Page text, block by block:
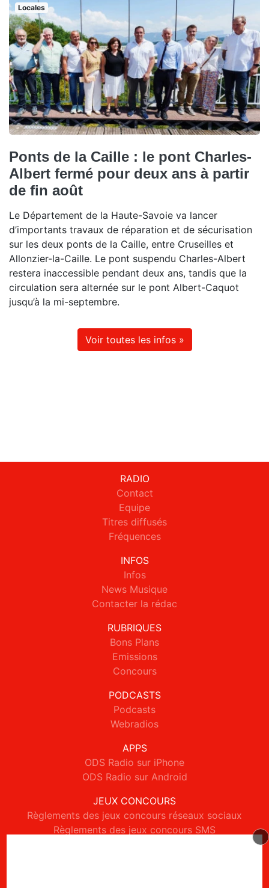
Locales
Ponts de la Caille : le pont Charles-
Albert fermé pour deux ans à partir
de fin août
Le Département de la Haute-Savoie va lancer
d’importants travaux de réparation et de sécurisation
sur les deux ponts de la Caille, entre Cruseilles et
Allonzier-la-Caille. Le pont suspendu Charles-Albert
restera inaccessible pendant deux ans, tandis que la
circulation sera alternée sur le pont Albert-Caquot
jusqu’à la mi-septembre.
Voir toutes les infos »
RADIO
Contact
Equipe
Titres diffusés
Fréquences
INFOS
Infos
News Musique
Contacter la rédac
RUBRIQUES
Bons Plans
Emissions
Concours
PODCASTS
Podcasts
Webradios
APPS
ODS Radio sur iPhone
ODS Radio sur Android
JEUX CONCOURS
Règlements des jeux concours réseaux sociaux
Règlements des jeux concours SMS